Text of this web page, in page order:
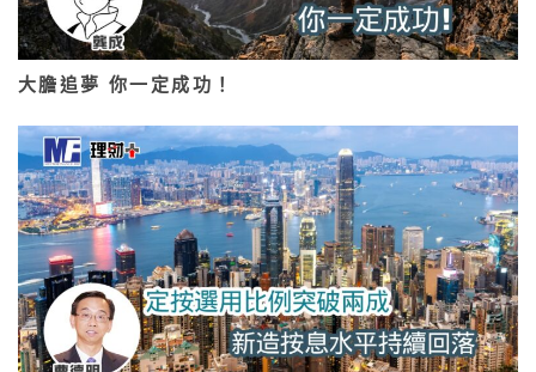
大膽追夢 你一定成功！